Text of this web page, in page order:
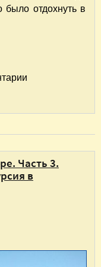
отдохнуть в
Часть 3.
в